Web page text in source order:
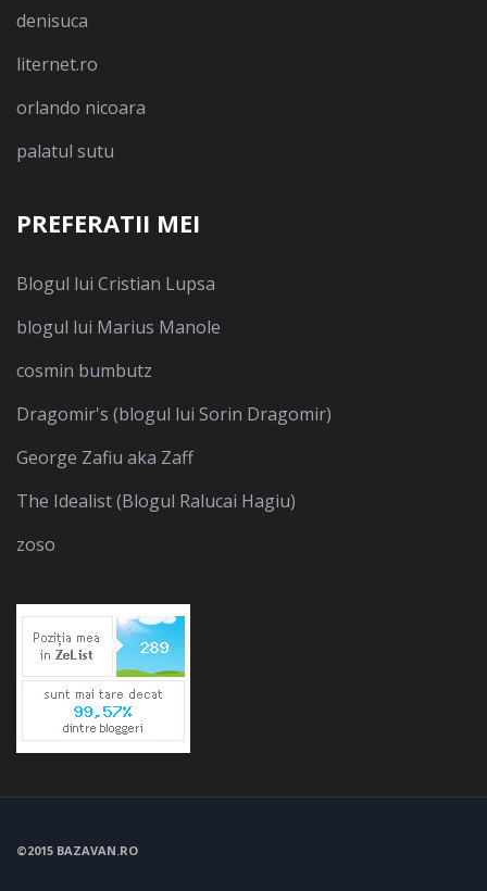
denisuca
liternet.ro
orlando nicoara
palatul sutu
PREFERATII MEI
Blogul lui Cristian Lupsa
blogul lui Marius Manole
cosmin bumbutz
Dragomir's (blogul lui Sorin Dragomir)
George Zafiu aka Zaff
The Idealist (Blogul Ralucai Hagiu)
zoso
©2015 BAZAVAN.RO